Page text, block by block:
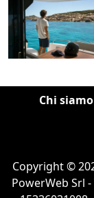
Chi siamo
Copyright ©
PowerWeb Srl -